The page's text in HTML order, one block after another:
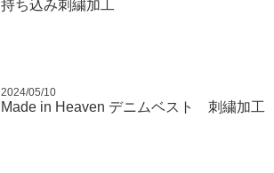
持ち込み刺繍加工
2024/05/10
Made in Heaven デニムベスト 刺繍加工